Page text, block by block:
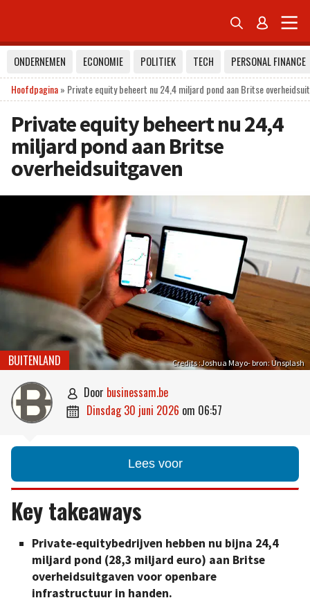
 
ONDERNEMEN ECONOMIE POLITIEK TECH
PERSONAL FINANCE
Hoofdpagina» Private equity beheert nu 24,4 miljard pond aan Britse
Private equity beheert nu 24,4
miljard pond aan Britse
overheidsuitgaven
Credits :Joshua Mayo- bron: Unsplash
BUITENLAND
 door businessam.be
 dinsdag 30 juni 2026 om 06:57
Lees voor
Key takeaways
Private-equitybedrijven hebben nu bijna 24,4
miljard pond (28,3 miljard euro) aan Britse
overheidsuitgaven voor openbare
infrastructuur in handen.